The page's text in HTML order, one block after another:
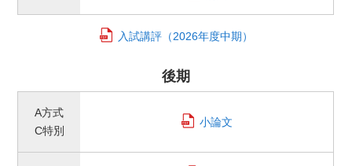
入試講評（2026年度中期）
後期
A方式
C特別
小論文